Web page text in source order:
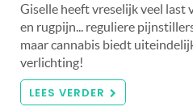
Giselle heeft vreselijk veel last
en rugpijn... reguliere
maar cannabis biedt
verlichting!
LEES VERDER